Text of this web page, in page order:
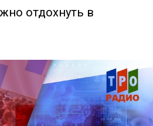
отдохнуть в